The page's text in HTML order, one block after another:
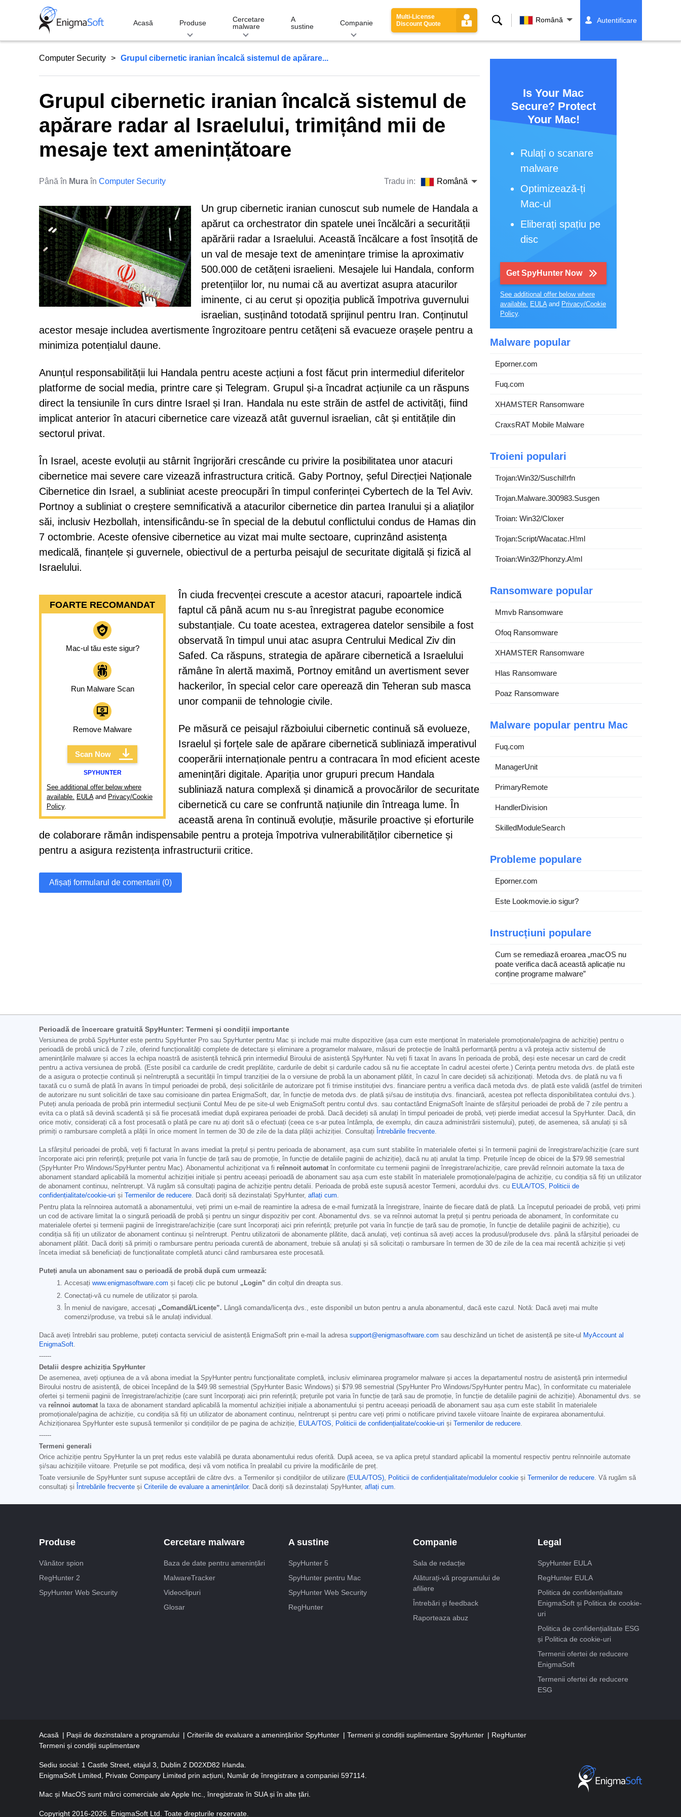
Acasă Produse
Cercetare
malware
A
sustine
Companie
Multi-License
Discount Quote
Căutare Română Autentificare
Computer Security Grupul cibernetic iranian încalcă sistemul de apărare...
Grupul cibernetic iranian încalcă sistemul de
apărare radar al Israelului, trimițând mii de
mesaje text amenințătoare
Până în Muraîn Computer Security Tradu in: Română
Un grup cibernetic iranian cunoscut sub numele de Handala a
apărut ca orchestrator din spatele unei încălcări a securității
apărării radar a Israelului. Această încălcare a fost însoțită de
un val de mesaje text de amenințare trimise la aproximativ
500.000 de cetățeni israelieni. Mesajele lui Handala, conform
pretențiilor lor, nu numai că au avertizat asupra atacurilor
iminente, ci au cerut și opoziția publică împotriva guvernului
israelian, susținând totodată sprijinul pentru Iran. Conținutul
acestor mesaje includea avertismente îngrozitoare pentru cetățeni să evacueze orașele pentru a
minimiza potențialul daune.
Anunțul responsabilității lui Handala pentru aceste acțiuni a fost făcut prin intermediul diferitelor
platforme de social media, printre care și Telegram. Grupul și-a încadrat acțiunile ca un răspuns
direct la tensiunile în curs dintre Israel și Iran. Handala nu este străin de astfel de activități, fiind
implicat anterior în atacuri cibernetice care vizează atât guvernul israelian, cât și entitățile din
sectorul privat.
În Israel, aceste evoluții au stârnit îngrijorări crescânde cu privire la posibilitatea unor atacuri
cibernetice mai severe care vizează infrastructura critică. Gaby Portnoy, șeful Direcției Naționale
Cibernetice din Israel, a subliniat aceste preocupări în timpul conferinței Cybertech de la Tel Aviv.
Portnoy a subliniat o creștere semnificativă a atacurilor cibernetice din partea Iranului și a aliaților
săi, inclusiv Hezbollah, intensificându-se în special de la debutul conflictului condus de Hamas din
7 octombrie. Aceste ofensive cibernetice au vizat mai multe sectoare, cuprinzând asistența
medicală, finanțele și guvernele, obiectivul de a perturba peisajul de securitate digitală și fizică al
Israelului.
FOARTE RECOMANDAT
Mac-ul tău este sigur?
Run Malware Scan
Remove Malware
Scan Now
SPYHUNTER
See additional offer below where
available. EULAand Privacy/Cookie
Policy.
În ciuda frecvenței crescute a acestor atacuri, rapoartele indică
faptul că până acum nu s-au înregistrat pagube economice
substanțiale. Cu toate acestea, extragerea datelor sensibile a fost
observată în timpul unui atac asupra Centrului Medical Ziv din
Safed. Ca răspuns, strategia de apărare cibernetică a Israelului
rămâne în alertă maximă, Portnoy emitând un avertisment sever
hackerilor, în special celor care operează din Teheran sub masca
unor companii de tehnologie civile.
Pe măsură ce peisajul războiului cibernetic continuă să evolueze,
Israelul și forțele sale de apărare cibernetică subliniază imperativul
cooperării internaționale pentru a contracara în mod eficient aceste
amenințări digitale. Apariția unor grupuri precum Handala
subliniază natura complexă și dinamică a provocărilor de securitate
cibernetică cu care se confruntă națiunile din întreaga lume. În
această arena în continuă evoluție, măsurile proactive și eforturile
de colaborare rămân indispensabile pentru a proteja împotriva vulnerabilităților cibernetice și
pentru a asigura rezistența infrastructurii critice.
Afișați formularul de comentarii (0)
Is Your Mac
Secure? Protect
Your Mac!
Rulați o scanare
malware
Optimizează-ți
Mac-ul
Eliberați spațiu pe
disc
Get SpyHunter Now
See additional offer below where
available. EULAand Privacy/Cookie
Policy.
Malware popular
Eporner.com
Fuq.com
XHAMSTER Ransomware
CraxsRAT Mobile Malware
Troieni populari
Trojan:Win32/Suschil!rfn
Trojan.Malware.300983.Susgen
Troian: Win32/Cloxer
Trojan:Script/Wacatac.H!ml
Troian:Win32/Phonzy.A!ml
Ransomware popular
Mmvb Ransomware
Ofoq Ransomware
XHAMSTER Ransomware
Hlas Ransomware
Poaz Ransomware
Malware popular pentru Mac
Fuq.com
ManagerUnit
PrimaryRemote
HandlerDivision
SkilledModuleSearch
Probleme populare
Eporner.com
Este Lookmovie.io sigur?
Instrucțiuni populare
Cum se remediază eroarea „macOS nu
poate verifica dacă această aplicație nu
conține programe malware”
Perioadă de încercare gratuită SpyHunter: Termeni și condiții importante
Versiunea de probă SpyHunter este pentru SpyHunter Pro sau SpyHunter pentru Mac și include mai multe dispozitive (așa cum este menționat în materialele promoționale/pagina de achiziție) pentru o
perioadă de probă unică de 7 zile, oferind funcționalități complete de detectare și eliminare a programelor malware, măsuri de protecție de înaltă performanță pentru a vă proteja activ sistemul de
amenințările malware și acces la echipa noastră de asistență tehnică prin intermediul Biroului de asistență SpyHunter. Nu veți fi taxat în avans în perioada de probă, deși este necesar un card de credit
pentru a activa versiunea de probă. (Este posibil ca cardurile de credit preplătite, cardurile de debit și cardurile cadou să nu fie acceptate în cadrul acestei oferte.) Cerința pentru metoda dvs. de plată este
de a asigura o protecție continuă și neîntreruptă a securității în timpul tranziției de la o versiune de probă la un abonament plătit, în cazul în care decideți să achiziționați. Metoda dvs. de plată nu va fi
taxată cu o sumă de plată în avans în timpul perioadei de probă, deși solicitările de autorizare pot fi trimise instituției dvs. financiare pentru a verifica dacă metoda dvs. de plată este validă (astfel de trimiteri
de autorizare nu sunt solicitări de taxe sau comisioane din partea EnigmaSoft, dar, în funcție de metoda dvs. de plată și/sau de instituția dvs. financiară, acestea pot reflecta disponibilitatea contului dvs.).
Puteți anula perioada de probă prin intermediul secțiunii Contul Meu de pe site-ul web EnigmaSoft pentru contul dvs. sau contactând EnigmaSoft înainte de sfârșitul perioadei de probă de 7 zile pentru a
evita ca o plată să devină scadentă și să fie procesată imediat după expirarea perioadei de probă. Dacă decideți să anulați în timpul perioadei de probă, veți pierde imediat accesul la SpyHunter. Dacă, din
orice motiv, considerați că a fost procesată o plată pe care nu ați dorit să o efectuați (ceea ce s-ar putea întâmpla, de exemplu, din cauza administrării sistemului), puteți, de asemenea, să anulați și să
primiți o rambursare completă a plății în orice moment în termen de 30 de zile de la data plății achiziției. Consultați
Întrebările frecvente.
La sfârșitul perioadei de probă, veți fi facturat în avans imediat la prețul și pentru perioada de abonament, așa cum sunt stabilite în materialele ofertei și în termenii paginii de înregistrare/achiziție (care sunt
încorporate aici prin referință; prețurile pot varia în funcție de țară sau de promoție, în funcție de detaliile paginii de achiziție), dacă nu ați anulat la timp. Prețurile încep de obicei de la $79.98 semestrial
(SpyHunter Pro Windows/SpyHunter pentru Mac). Abonamentul achiziționat va fi reînnoit automat în conformitate cu termenii paginii de înregistrare/achiziție, care prevăd reînnoiri automate la taxa de
abonament standard aplicabilă la momentul achiziției inițiale și pentru aceeași perioadă de abonament sau așa cum este stabilit în materialele promoționale/pagina de achiziție, cu condiția să fiți un utilizator
de abonament continuu, neîntrerupt. Vă rugăm să consultați pagina de achiziție pentru detalii. Perioada de probă este supusă acestor Termeni, acordului dvs. cu EULA/TOS, Politicii de
confidențialitate/cookie-uri și Termenilor de reducere. Dacă doriți să dezinstalați SpyHunter, aflați cum.
Pentru plata la reînnoirea automată a abonamentului, veți primi un e-mail de reamintire la adresa de e-mail furnizată la înregistrare, înainte de fiecare dată de plată. La începutul perioadei de probă, veți primi
un cod de activare limitat la o singură perioadă de probă și pentru un singur dispozitiv per cont. Abonamentul dvs. se va reînnoi automat la prețul și pentru perioada de abonament, în conformitate cu
materialele ofertei și termenii paginii de înregistrare/achiziție (care sunt încorporați aici prin referință; prețurile pot varia în funcție de țară sau de promoție, în funcție de detaliile paginii de achiziție), cu
condiția să fiți un utilizator de abonament continuu și neîntrerupt. Pentru utilizatorii de abonamente plătite, dacă anulați, veți continua să aveți acces la produsul/produsele dvs. până la sfârșitul perioadei de
abonament plătit. Dacă doriți să primiți o rambursare pentru perioada curentă de abonament, trebuie să anulați și să solicitați o rambursare în termen de 30 de zile de la cea mai recentă achiziție și veți
înceta imediat să beneficiați de funcționalitate completă atunci când rambursarea este procesată.
Puteți anula un abonament sau o perioadă de probă după cum urmează:
Accesați www.enigmasoftware.com și faceți clic pe butonul „Login” din colțul din dreapta sus.
Conectați-vă cu numele de utilizator și parola.
În meniul de navigare, accesați „Comandă/Licențe”. Lângă comanda/licența dvs., este disponibil un buton pentru a anula abonamentul, dacă este cazul. Notă: Dacă aveți mai multe
comenzi/produse, va trebui să le anulați individual.
Dacă aveți întrebări sau probleme, puteți contacta serviciul de asistență EnigmaSoft prin e-mail la adresa support@enigmasoftware.com sau deschizând un tichet de asistență pe site-ul
MyAccount al
EnigmaSoft
------
Detalii despre achiziția SpyHunter
De asemenea, aveți opțiunea de a vă abona imediat la SpyHunter pentru funcționalitate completă, inclusiv eliminarea programelor malware și acces la departamentul nostru de asistență prin intermediul
Biroului nostru de asistență, de obicei începând de la $49.98 semestrial (SpyHunter Basic Windows) și $79.98 semestrial (SpyHunter Pro Windows/SpyHunter pentru Mac), în conformitate cu materialele
ofertei și termenii paginii de înregistrare/achiziție (care sunt încorporați aici prin referință; prețurile pot varia în funcție de țară sau de promoție, în funcție de detaliile paginii de achiziție). Abonamentul dvs. se
va reînnoi automat la taxa de abonament standard aplicabilă la momentul achiziției inițiale a abonamentului și pentru aceeași perioadă de abonament sau așa cum este stabilit în materialele
promoționale/pagina de achiziție, cu condiția să fiți un utilizator de abonament continuu, neîntrerupt și pentru care veți primi o notificare privind taxele viitoare înainte de expirarea abonamentului.
Achiziționarea SpyHunter este supusă termenilor și condițiilor de pe pagina de achiziție,
EULA/TOS Politicii de confidențialitate/cookie-uri și Termenilor de reducere
------
Termeni generali
Orice achiziție pentru SpyHunter la un preț redus este valabilă pe durata abonamentului redus oferită. După aceea, se va aplica prețul standard aplicabil la momentul respectiv pentru reînnoirile automate
și/sau achizițiile viitoare. Prețurile se pot modifica, deși vă vom notifica în prealabil cu privire la modificările de preț.
Toate versiunile de SpyHunter sunt supuse acceptării de către dvs. a Termenilor și condițiilor de utilizare (EULA/TOS) Politicii de confidențialitate/modulelor cookie și Termenilor de reducere . Vă rugăm să
consultați și
Întrebările frecvente și Criteriile de evaluare a amenințărilor. Dacă doriți să dezinstalați SpyHunter, aflați cum
Produse
Vânător spion
RegHunter 2
SpyHunter Web Security
Cercetare malware
Baza de date pentru amenințări
MalwareTracker
Videoclipuri
Glosar
A sustine
SpyHunter 5
SpyHunter pentru Mac
SpyHunter Web Security
RegHunter
Companie
Sala de redacție
Alăturați-vă programului de
afiliere
Întrebări și feedback
Raporteaza abuz
Legal
SpyHunter EULA
RegHunter EULA
Politica de confidențialitate
EnigmaSoft și Politica de cookie-
uri
Politica de confidențialitate ESG
și Politica de cookie-uri
Termenii ofertei de reducere
EnigmaSoft
Termenii ofertei de reducere
ESG
Acasă Pașii de dezinstalare a programului Criteriile de evaluare a amenințărilor SpyHunter Termeni și condiții suplimentare SpyHunter
RegHunter
Termeni și condiții suplimentare
Sediu social: 1 Castle Street, etajul 3, Dublin 2 D02XD82 Irlanda.
EnigmaSoft Limited, Private Company Limited prin acțiuni, Număr de înregistrare a companiei 597114.
Mac și MacOS sunt mărci comerciale ale Apple Inc., înregistrate în SUA și în alte țări.
Copyright 2016-2026. EnigmaSoft Ltd. Toate drepturile rezervate.